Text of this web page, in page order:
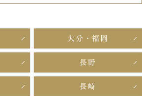
大分・福岡
長野
長崎